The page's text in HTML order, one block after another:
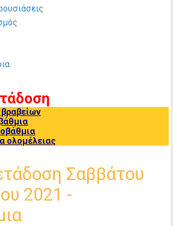
ολομέλειας
Σαββάτου
2021 -